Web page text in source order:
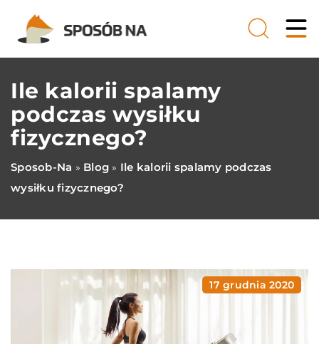
Ile kalorii spalamy
podczas wysiłku
fizycznego?
Sposob-Na » Blog » Ile kalorii spalamy podczas
wysiłku fizycznego?
17 grudnia 2020